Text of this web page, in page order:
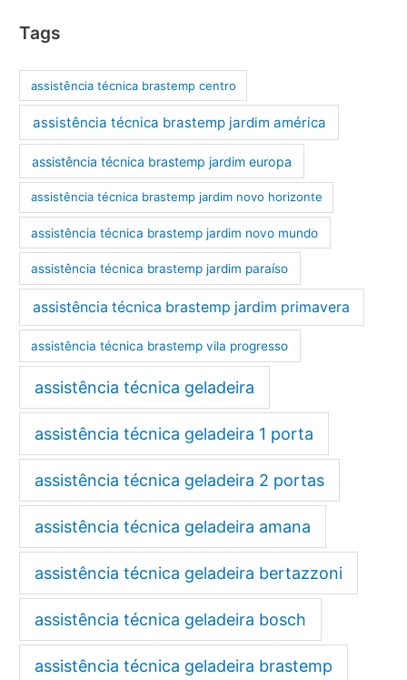
Tags
assistência técnica brastemp centro
assistência técnica brastemp jardim américa
assistência técnica brastemp jardim europa
assistência técnica brastemp jardim novo horizonte
assistência técnica brastemp jardim novo mundo
assistência técnica brastemp jardim paraíso
assistência técnica brastemp jardim primavera
assistência técnica brastemp vila progresso
assistência técnica geladeira
assistência técnica geladeira 1 porta
assistência técnica geladeira 2 portas
assistência técnica geladeira amana
assistência técnica geladeira bertazzoni
assistência técnica geladeira bosch
assistência técnica geladeira brastemp